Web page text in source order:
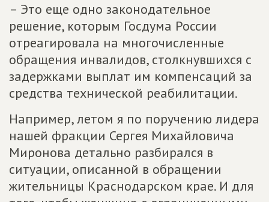
– Это еще одно законодательное
решение, которым Госдума России
отреагировала на многочисленные
обращения инвалидов, столкнувшихся с
задержками выплат им компенсаций за
средства технической реабилитации.
Например, летом я по поручению лидера
нашей фракции Сергея Михайловича
Миронова детально разбирался в
ситуации, описанной в обращении
жительницы Краснодарском крае. И для